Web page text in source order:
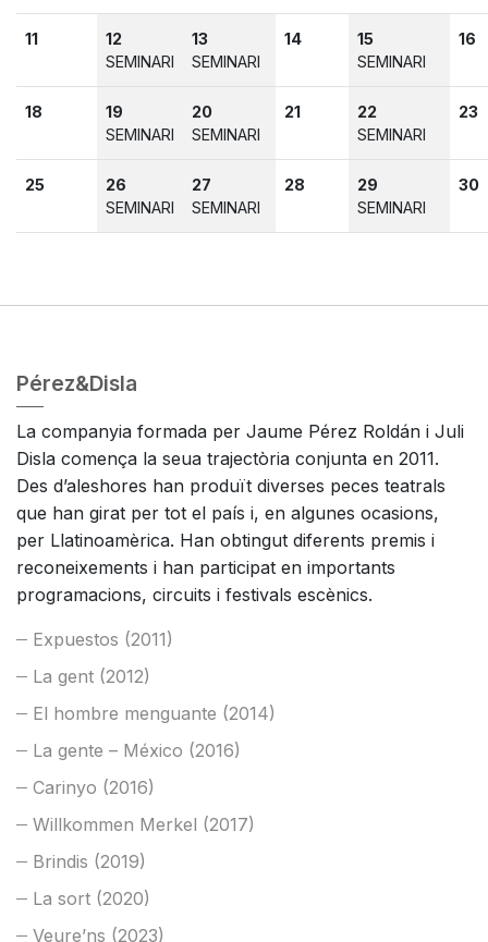
11
12
SEMINARI
13
SEMINARI
14
15
SEMINARI
16
18
19
SEMINARI
20
SEMINARI
21
22
SEMINARI
23
25
26
SEMINARI
27
SEMINARI
28
29
SEMINARI
30
Pérez&Disla
La companyia formada per Jaume Pérez Roldán i Juli
Disla comença la seua trajectòria conjunta en 2011.
Des d’aleshores han produït diverses peces teatrals
que han girat per tot el país i, en algunes ocasions,
per Llatinoamèrica. Han obtingut diferents premis i
reconeixements i han participat en importants
programacions, circuits i festivals escènics.
Expuestos (2011)
La gent (2012)
El hombre menguante (2014)
La gente – México (2016)
Carinyo (2016)
Willkommen Merkel (2017)
Brindis (2019)
La sort (2020)
Veure’ns (2023)